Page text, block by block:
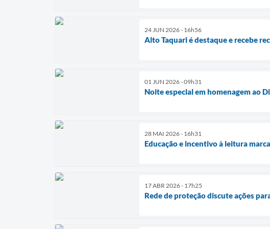
24 JUN 2026 - 16h56
Alto Taquari é destaque e recebe
01 JUN 2026 - 09h31
Noite especial em homenagem ao
28 MAI 2026 - 16h31
Educação e incentivo à leitura
17 ABR 2026 - 17h25
Rede de proteção discute ações